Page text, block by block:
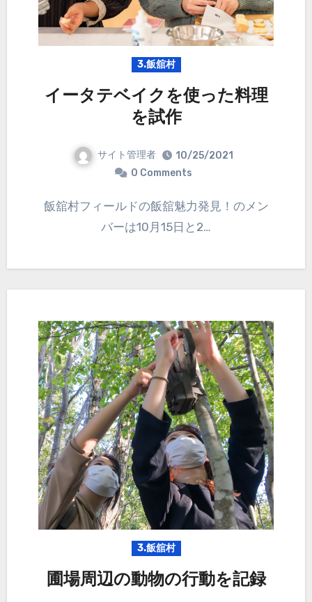
3.飯舘村
イータテベイクを使った料理
を試作
サイト管理者
10/25/2021
0 Comments
飯舘村フィールドの飯舘魅力発見！のメン
バーは10月15日と2…
3.飯舘村
圃場周辺の動物の行動を記録